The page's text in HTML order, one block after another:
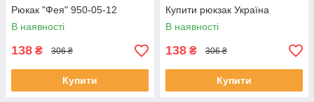
Рюкак "Фея" 950-05-12
В наявності
138 ₴ 306 ₴
Купити
Купити рюкзак Україна
В наявності
138 ₴ 306 ₴
Купити